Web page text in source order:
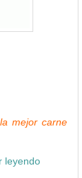
mejor carne
leyendo